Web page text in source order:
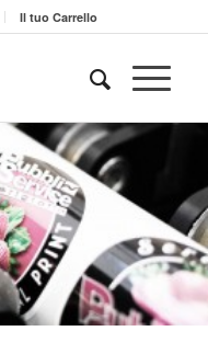
Il tuo Carrello